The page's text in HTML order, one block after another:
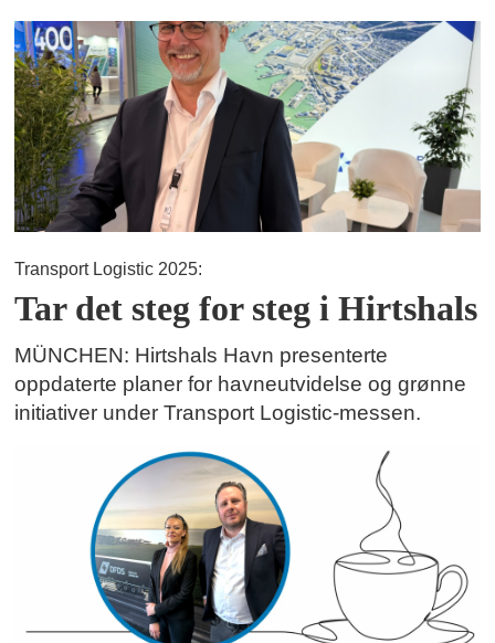
Transport Logistic 2025:
Tar det steg for steg i Hirtshals
MÜNCHEN: Hirtshals Havn presenterte
oppdaterte planer for havneutvidelse og grønne
initiativer under Transport Logistic-messen.